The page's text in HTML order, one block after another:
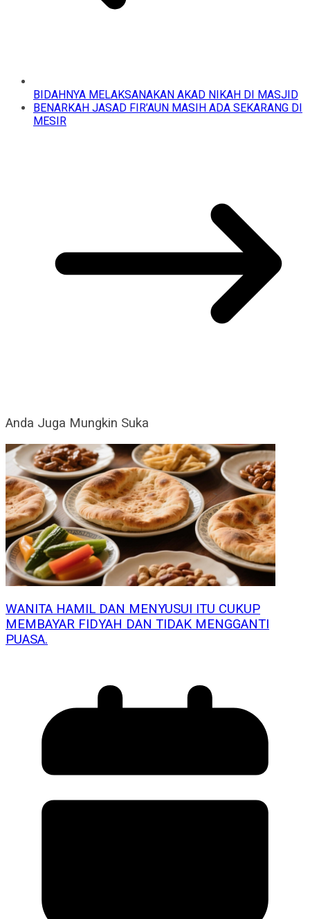
BIDAHNYA MELAKSANAKAN AKAD NIKAH DI MASJID
BENARKAH JASAD FIR’AUN MASIH ADA SEKARANG DI
MESIR
Anda Juga Mungkin Suka
WANITA HAMIL DAN MENYUSUI ITU CUKUP
MEMBAYAR FIDYAH DAN TIDAK MENGGANTI
PUASA.